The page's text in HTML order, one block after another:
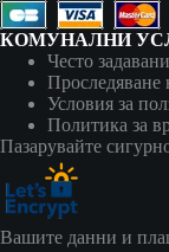
КОМУНАЛНИ
Често
Проследяване
Условия за
Политика за
Пазарувайте
Вашите данни и